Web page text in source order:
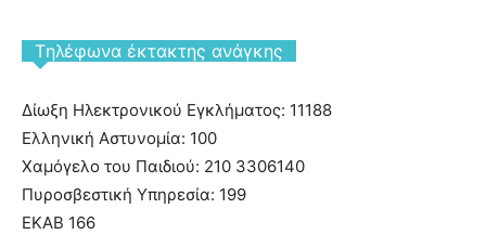
Tηλέφωνα έκτακτης ανάγκης
Δίωξη Ηλεκτρονικού Εγκλήματος: 11188
Ελληνική Αστυνομία: 100
Χαμόγελο του Παιδιού: 210 3306140
Πυροσβεστική Υπηρεσία: 199
ΕΚΑΒ 166